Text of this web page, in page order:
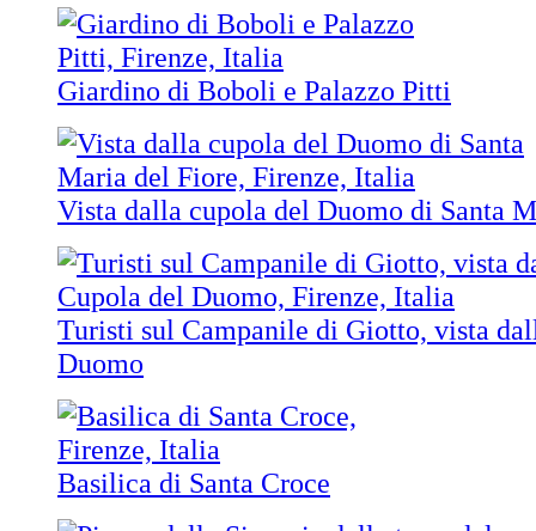
Giardino di Boboli e Palazzo Pitti
Vista dalla cupola del Duomo di Santa
Turisti sul Campanile di Giotto, vista
Duomo
Basilica di Santa Croce